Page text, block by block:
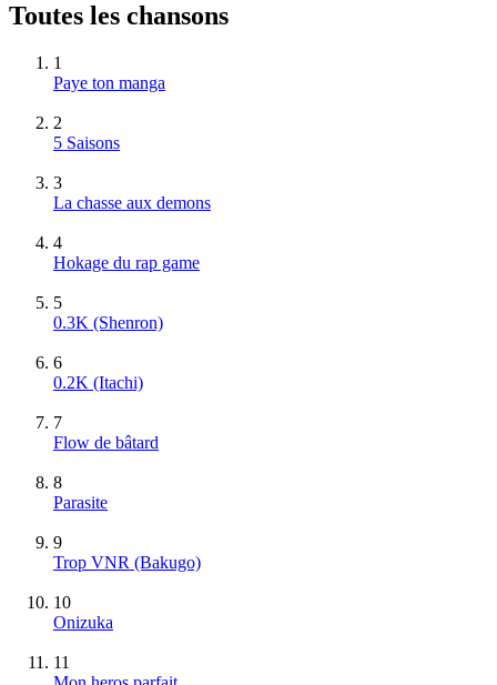
Toutes les chansons
1
Paye ton manga
2
5 Saisons
3
La chasse aux demons
4
Hokage du rap game
5
0.3K (Shenron)
6
0.2K (Itachi)
7
Flow de bâtard
8
Parasite
9
Trop VNR (Bakugo)
10
Onizuka
11